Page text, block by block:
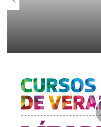
o en la Oficina de Turismo
• Bodegas Valentín
6 de octubre
• Bodegas David Moreno